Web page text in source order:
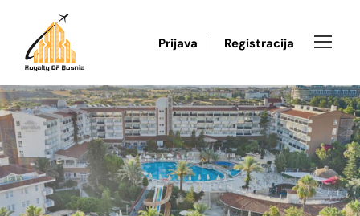
Prijava Registracija